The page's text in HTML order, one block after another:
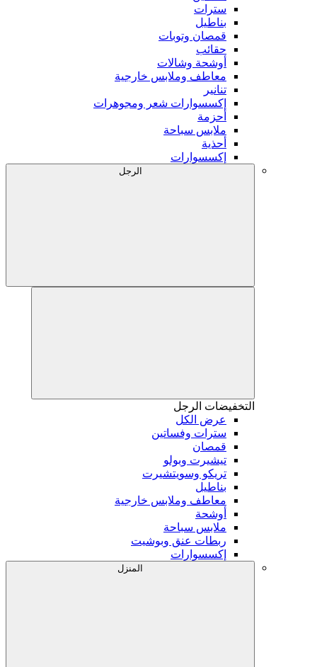
سترات
بناطيل
قمصان وتوبات
حقائب
أوشحة وشالات
معاطف وملابس خارجية
تنانير
إكسسوارات شعر ومجوهرات
أحزمة
ملابس سباحة
أحذية
إكسسوارات
الرجل
التخفيضات الرجل
عرض الكل
سترات وفساتين
قمصان
تيشيرت وبولو
تريكو وسويتشيرت
بناطيل
معاطف وملابس خارجية
أوشحة
ملابس سباحة
ربطات عنق وبوشيت
إكسسوارات
المنزل